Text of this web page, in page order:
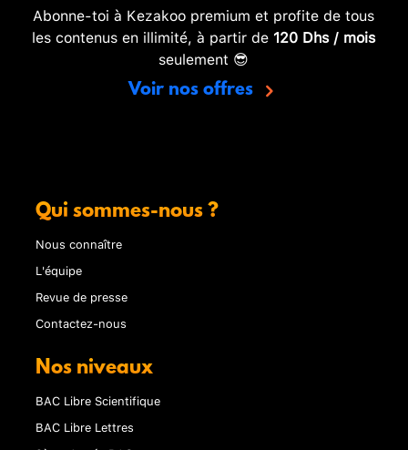
Abonne-toi à Kezakoo premium et profite de tous
les contenus en illimité, à partir de 120 Dhs / mois
seulement 😎
Voir nos offres
Qui sommes-nous ?
Nous connaître
L'équipe
Revue de presse
Contactez-nous
Nos niveaux
BAC Libre Scientifique
BAC Libre Lettres